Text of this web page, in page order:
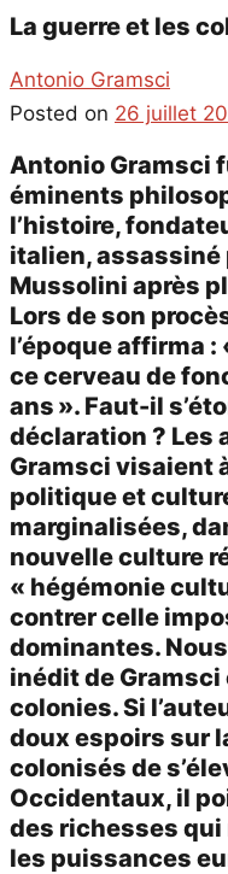
La guerre et les
Antonio Gramsci
Posted on 26 juillet
Antonio Gramsci
éminents
l’histoire,
italien, assassiné
Mussolini après
Lors de son
l’époque affirma
ce cerveau de
ans ». Faut-il
déclaration ? Les
Gramsci visaient
politique et
marginalisées,
nouvelle culture
« hégémonie
contrer celle
dominantes.
inédit de
colonies. Si
doux espoirs sur
colonisés de
Occidentaux, il
des richesses
les puissances